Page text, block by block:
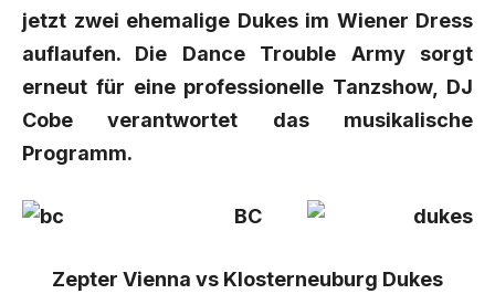
jetzt zwei ehemalige Dukes im Wiener Dress
auflaufen. Die Dance Trouble Army sorgt
erneut für eine professionelle Tanzshow, DJ
Cobe verantwortet das musikalische
Programm.
BC
Zepter Vienna vs Klosterneuburg Dukes